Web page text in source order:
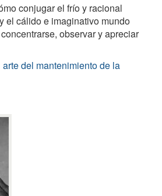
conjugar el frío y racional
el cálido e imaginativo mundo
observar y apreciar
del mantenimiento de la